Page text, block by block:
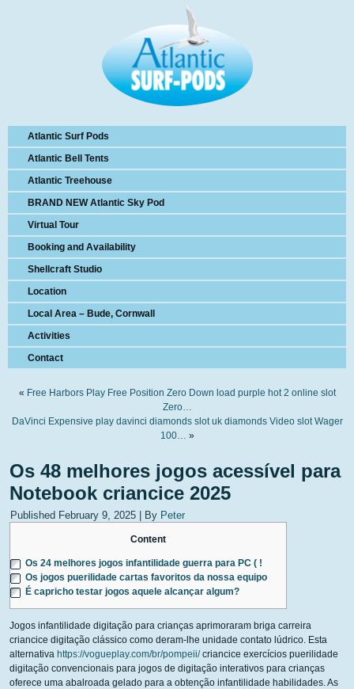
Atlantic Surf Pods
Atlantic Bell Tents
Atlantic Treehouse
BRAND NEW Atlantic Sky Pod
Virtual Tour
Booking and Availability
Shellcraft Studio
Location
Local Area – Bude, Cornwall
Activities
Contact
« Free Harbors Play Free Position Zero Down load purple hot 2 online slot
Zero…
DaVinci Expensive play davinci diamonds slot uk diamonds Video slot Wager
100… »
Os 48 melhores jogos acessível para
Notebook criancice 2025
Published February 9, 2025 By Peter
Content
Os 24 melhores jogos infantilidade guerra para PC ( !
Os jogos puerilidade cartas favoritos da nossa equipo
É capricho testar jogos aquele alcançar algum?
Jogos infantilidade digitação para crianças aprimoraram briga carreira
criancice digitação clássico como deram-lhe unidade contato lúdrico. Esta
alternativa https://vogueplay.com/br/pompeii/criancice exercícios puerilidade
digitação convencionais para jogos de digitação interativos para crianças
oferece uma abalroada gelado para a obtenção infantilidade habilidades.As